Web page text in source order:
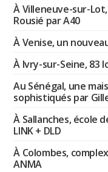
À Villeneuve-sur-
Rousié par A40
À Venise, un
À Ivry-sur-Seine, 83
Au Sénégal, une
sophistiqués par
À Sallanches, école
LINK + DLD
À Colombes,
ANMA